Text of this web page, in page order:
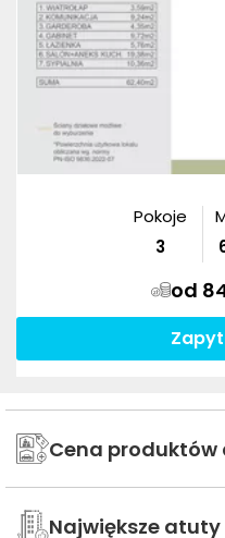
Pokoje
3
od
Cena
Największe